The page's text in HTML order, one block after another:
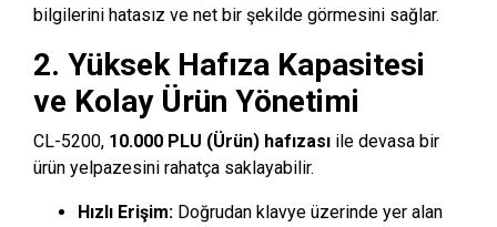
bilgilerini hatasız ve net bir şekilde görmesini sağlar.
2. Yüksek Hafıza Kapasitesi
ve Kolay Ürün Yönetimi
CL-5200, 10.000 PLU (Ürün) hafızası ile devasa bir
ürün yelpazesini rahatça saklayabilir.
Hızlı Erişim: Doğrudan klavye üzerinde yer alan